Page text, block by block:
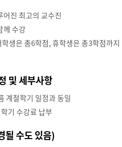
진 최고의 교수진
께 수강
생은 총6학점, 휴학생은 총3학점까
및 세부사항
계절학기 일정과 동일
기 수강료 납부
될 수도 있음)